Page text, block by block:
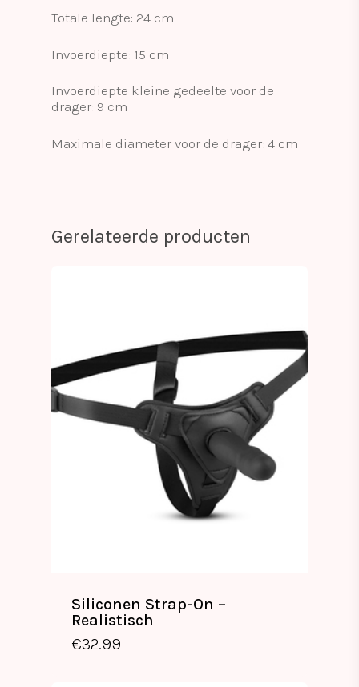
Totale lengte: 24 cm
Invoerdiepte: 15 cm
Invoerdiepte kleine gedeelte voor de
drager: 9 cm
Maximale diameter voor de drager: 4 cm
Gerelateerde producten
Siliconen Strap-On –
Realistisch
€32.99